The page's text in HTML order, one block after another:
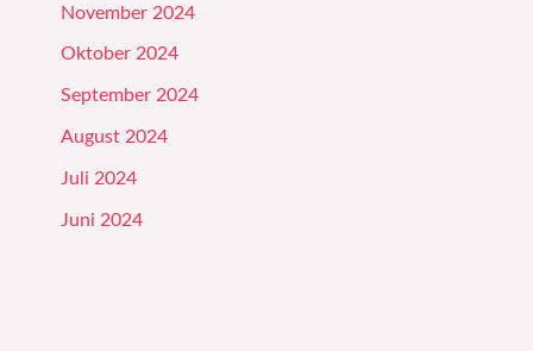
November 2024
Oktober 2024
September 2024
August 2024
Juli 2024
Juni 2024